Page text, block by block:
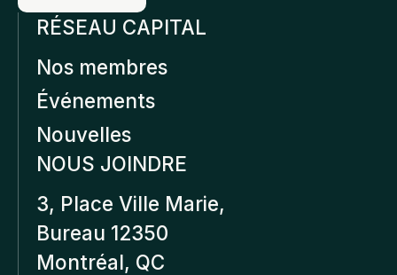
RÉSEAU CAPITAL
Nos membres
Événements
Nouvelles
NOUS JOINDRE
3, Place Ville Marie,
Bureau 12350
Montréal, QC